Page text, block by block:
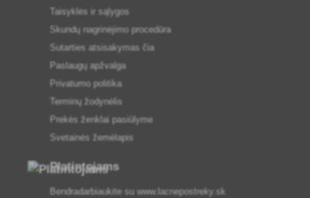
Taisyklės ir sąlygos
Skundų nagrinėjimo procedūra
Sutarties atsisakymas čia
Paslaugų apžvalga
Privatumo politika
Terminų žodynėlis
Prekės ženklai pasiūlyme
Svetainės žemėlapis
Platintojams
Bendradarbiaukite su www.lacnepostreky.sk